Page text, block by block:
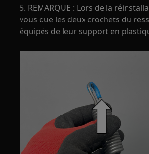
5. REMARQUE : Lors de la
vous que les deux crochets du
équipés de leur support en